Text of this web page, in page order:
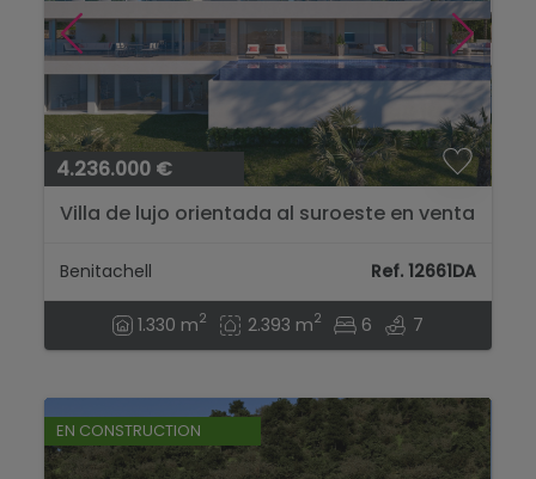
4.236.000 €
Villa de lujo orientada al suroeste en venta
Benitachell Ref. 12661DA
1.330 m2 2.393 m2 6 7
EN CONSTRUCTION